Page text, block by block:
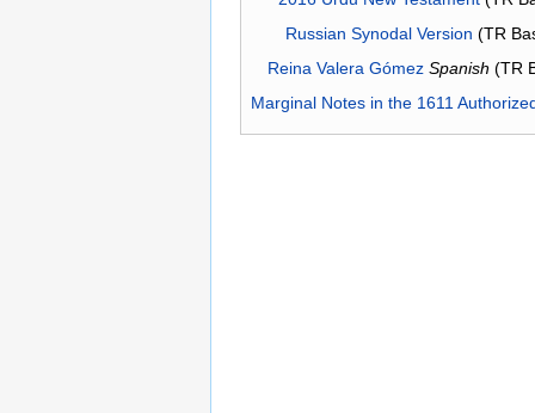
Russian Synodal Version (TR
Reina Valera Gómez Spanish (TR
Marginal Notes in the 1611